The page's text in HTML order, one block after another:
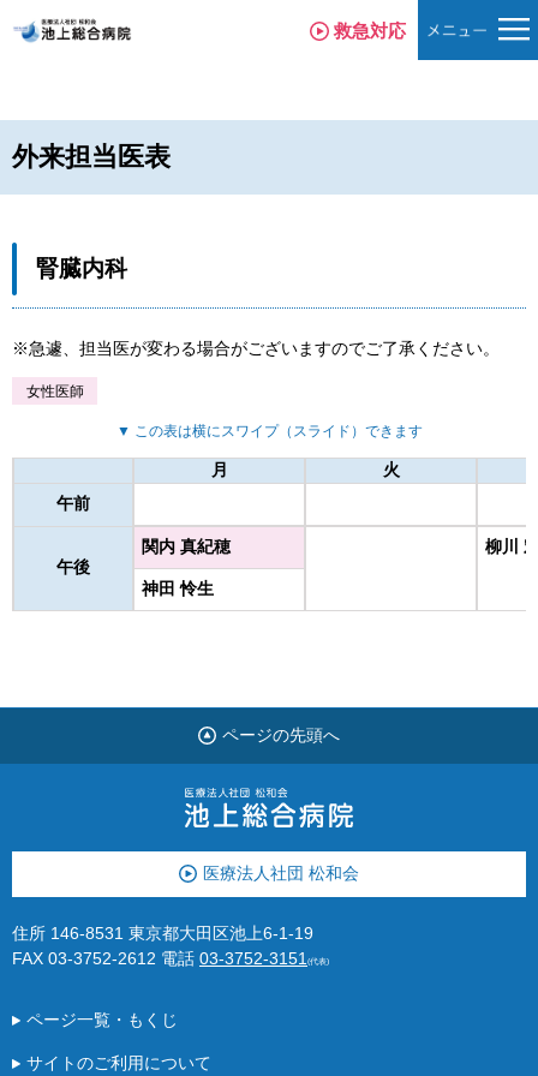
救急対応
外来担当医表
腎臓内科
急遽、担当医が変わる場合がございますのでご了承ください。
女性医師
▼ この表は横にスワイプ（スライド）できます
月
火
午前
午後
関内 真紀穂
神田 怜生
柳川
ページの先頭へ
医療法人社団 松和会
住所 146-8531 東京都大田区池上6-1-19
FAX 03-3752-2612 電話 03-3752-3151 (代表)
ページ一覧・もくじ
サイトのご利用について